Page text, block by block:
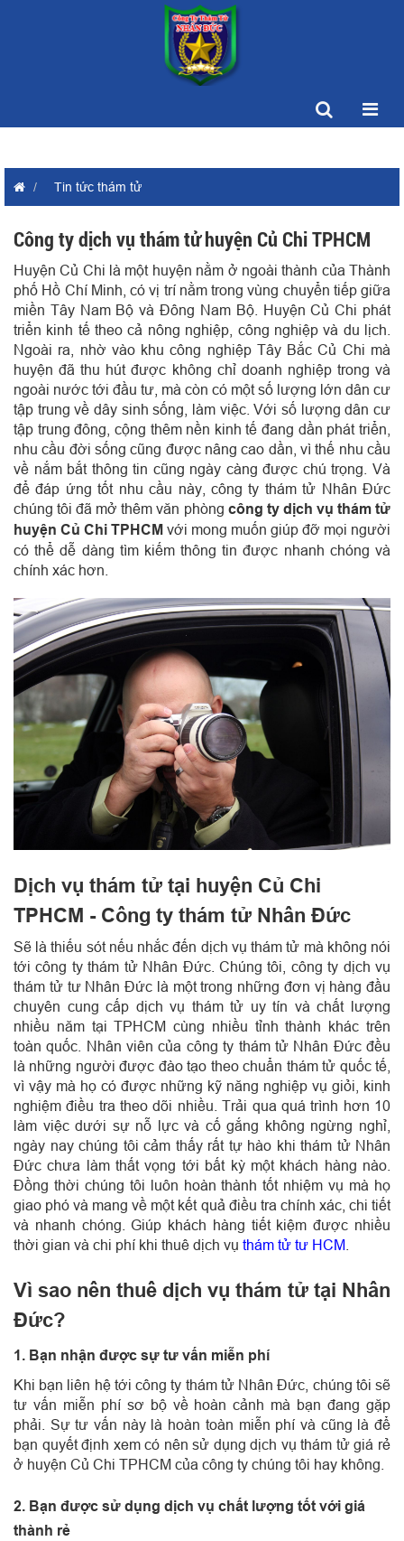
Tin tức thám tử
Công ty dịch vụ thám tử huyện Củ Chi TPHCM
Huyện Củ Chi là một huyện nằm ở ngoài thành của Thành
phố Hồ Chí Minh, có vị trí nằm trong vùng chuyển tiếp giữa
miền Tây Nam Bộ và Đông Nam Bộ. Huyện Củ Chi phát
triển kinh tế theo cả nông nghiệp, công nghiệp và du lịch.
Ngoài ra, nhờ vào khu công nghiệp Tây Bắc Củ Chi mà
huyện đã thu hút được không chỉ doanh nghiệp trong và
ngoài nước tới đầu tư, mà còn có một số lượng lớn dân cư
tập trung về dây sinh sống, làm việc.Với số lượng dân cư
tập trung đông, cộng thêm nền kinh tế đang dần phát triển,
nhu cầu đời sống cũng được nâng cao dần, vì thế nhu cầu
về nắm bắt thông tin cũng ngày càng được chú trọng. Và
để đáp ứng tốt nhu cầu này, công ty thám tử Nhân Đức
chúng tôi đã mở thêm văn phòng công ty dịch vụ thám tử
huyện Củ Chi TPHCM với mong muốn giúp đỡ mọi người
có thể dễ dàng tìm kiếm thông tin được nhanh chóng và
chính xác hơn.
Dịch vụ thám tử tại huyện Củ Chi
TPHCM - Công ty thám tử Nhân Đức
Sẽ là thiếu sót nếu nhắc đến dịch vụ thám tử mà không nói
tới công ty thám tử Nhân Đức. Chúng tôi, công ty dịch vụ
thám tử tư Nhân Đức là một trong những đơn vị hàng đầu
chuyên cung cấp dịch vụ thám tử uy tín và chất lượng
nhiều năm tại TPHCM cùng nhiều tỉnh thành khác trên
toàn quốc. Nhân viên của công ty thám tử Nhân Đức đều
là những người được đào tạo theo chuẩn thám tử quốc tế,
vì vậy mà họ có được những kỹ năng nghiệp vụ giỏi, kinh
nghiệm điều tra theo dõi nhiều.Trải qua quá trình hơn 10
làm việc dưới sự nỗ lực và cố gắng không ngừng nghỉ,
ngày nay chúng tôi cảm thấy rất tự hào khi thám tử Nhân
Đức chưa làm thất vọng tới bất kỳ một khách hàng nào.
Đồng thời chúng tôi luôn hoàn thành tốt nhiệm vụ mà họ
giao phó và mang về một kết quả điều tra chính xác, chi tiết
và nhanh chóng. Giúp khách hàng tiết kiệm được nhiều
thời gian và chi phí khi thuê dịch vụ thám tử tư HCM
Vì sao nên thuê dịch vụ thám tử tại Nhân
Đức?
1. Bạn nhận được sự tư vấn miễn phí
Khi bạn liên hệ tới công ty thám tử Nhân Đức, chúng tôi sẽ
tư vấn miễn phí sơ bộ về hoàn cảnh mà bạn đang gặp
phải. Sự tư vấn này là hoàn toàn miễn phí và cũng là để
bạn quyết định xem có nên sử dụng dịch vụ thám tử giá rẻ
ở huyện Củ Chi TPHCM của công ty chúng tôi hay không.
2. Bạn được sử dụng dịch vụ chất lượng tốt với giá
thành rẻ